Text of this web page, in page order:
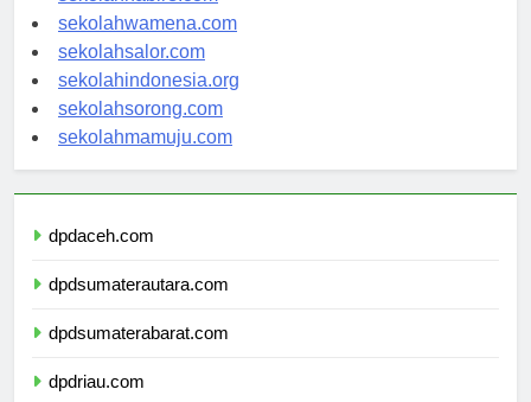
sekolahnabire.com
sekolahwamena.com
sekolahsalor.com
sekolahindonesia.org
sekolahsorong.com